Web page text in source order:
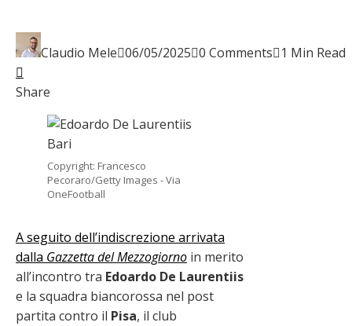
Claudio Mele 06/05/2025 0 Comments 1 Min Read
Facebook
Twitter
LinkedIn
Pinterest
Share
Copyright: Francesco
Pecoraro/Getty Images - Via
OneFootball
A seguito dell’indiscrezione arrivata
dalla Gazzetta del Mezzogiorno in merito
all’incontro tra Edoardo De Laurentiis
e la squadra biancorossa nel post
partita contro il Pisa, il club